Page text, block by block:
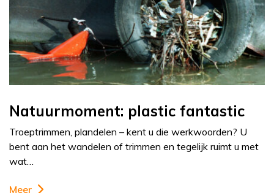
Natuurmoment: plastic fantastic
Troeptrimmen, plandelen – kent u die werkwoorden? U
bent aan het wandelen of trimmen en tegelijk ruimt u met
wat…
Meer